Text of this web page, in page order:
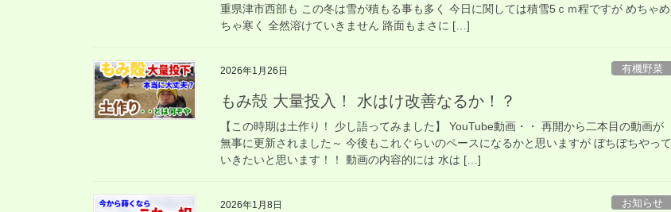
重県津市西部も この冬は雪が積もる事も多く 今日に関しては積雪5ｃｍ程ですが めちゃめ
ちゃ寒く 全然溶けていきません 路面もまさに […]
2026年1月26日 有機野菜
もみ殻 大量投入！ 水はけ改善なるか！？
【この時期は土作り！ 少し語ってみました】 YouTube動画・・ 再開から二本目の動画が
無事に更新されました～ 今後もこれぐらいのペースになるかと思いますが ぼちぼちやって
いきたいと思います！！ 動画の内容的には 水は […]
2026年1月8日 お知らせ